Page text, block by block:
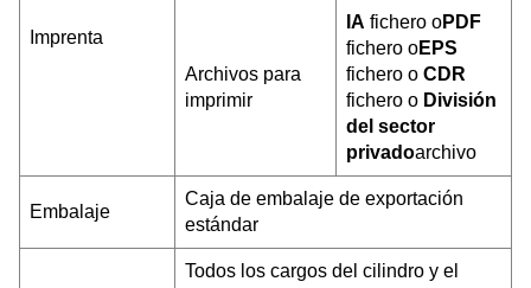
Imprenta
Archivos para
imprimir
IA fichero oPDF
fichero oEPS
fichero o CDR
fichero o División
del sector
privadoarchivo
Embalaje
Caja de embalaje de exportación
estándar
Todos los cargos del cilindro y el